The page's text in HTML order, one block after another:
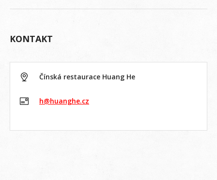
KONTAKT
Čínská restaurace Huang He
h@huanghe.cz